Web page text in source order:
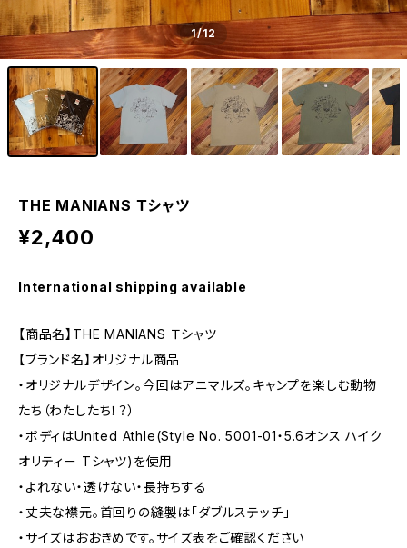
1/12
THE MANIANS Ｔシャツ
¥2,400
International shipping available
【商品名】THE MANIANS Ｔシャツ
【ブランド名】オリジナル商品
・オリジナルデザイン。今回はアニマルズ。キャンプを楽しむ動物
たち（わたしたち！？）
・ボディはUnited Athle(Style No. 5001-01・5.6オンス ハイク
オリティー Tシャツ)を使用
・よれない・透けない・長持ちする
・丈夫な襟元。首回りの縫製は「ダブルステッチ」
・サイズはおおきめです。サイズ表をご確認ください